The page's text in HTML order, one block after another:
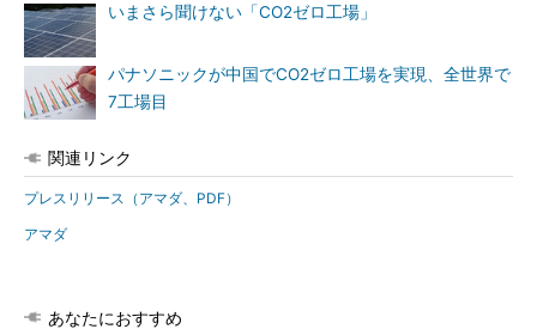
いまさら聞けない「CO2ゼロ工場」
パナソニックが中国でCO2ゼロ工場を実現、全世界で
7工場目
関連リンク
プレスリリース（アマダ、PDF）
アマダ
あなたにおすすめ